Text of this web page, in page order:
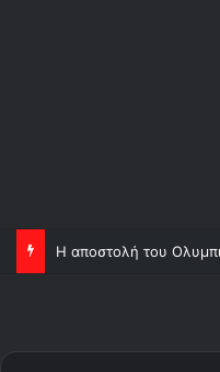
Ορτέγκα και Σα,